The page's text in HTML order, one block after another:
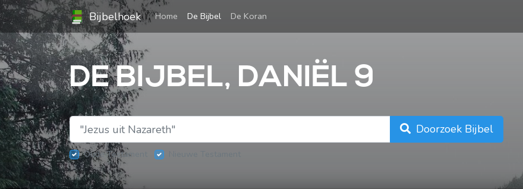
Bijbelhoek Home (current)
De Bijbel De Koran
DE BIJBEL, DANIËL 9
Doorzoek Bijbel
Oude Testament